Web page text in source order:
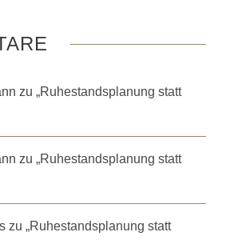
zu „Ruhestandsplanung statt
zu „Ruhestandsplanung statt
zu „Ruhestandsplanung statt